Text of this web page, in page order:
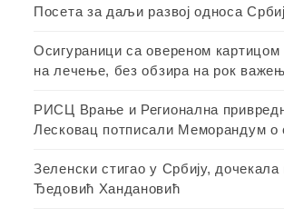
Посета за даљи развој односа
Осигураници са овереном картицом
на лечење, без обзира на рок
РИСЦ Врање и Регионална
Лесковац потписали Меморандум о
Зеленски стигао у Србију,
Ђедовић Хандановић